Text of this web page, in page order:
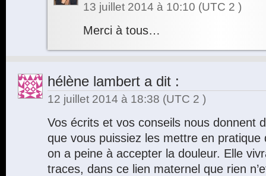
13 juillet 2014 à 10:10 (UTC 2 )
Merci à tous…
hélène lambert a dit :
12 juillet 2014 à 18:38 (UTC 2 )
Vos écrits et vos conseils nous donnent
que vous puissiez les mettre en
on a peine à accepter la douleur. Elle
traces, dans ce lien maternel que rien